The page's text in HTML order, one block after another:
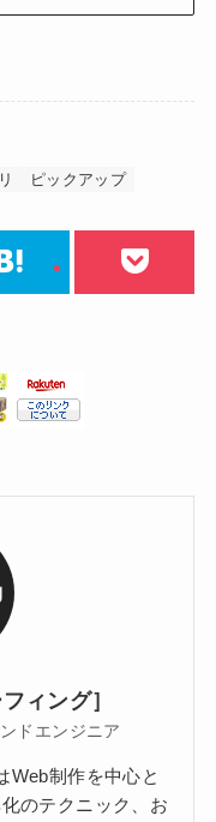
ピックアップ
ィング］
ドエンジニア
Web制作を中心と
のテクニック、お